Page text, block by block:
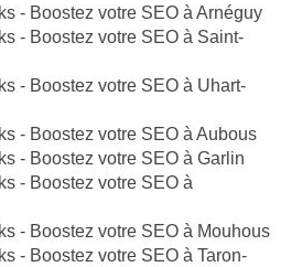
- Boostez votre SEO à Arnéguy
- Boostez votre SEO à Saint-
- Boostez votre SEO à Uhart-
- Boostez votre SEO à Aubous
- Boostez votre SEO à Garlin
- Boostez votre SEO à
- Boostez votre SEO à Mouhous
- Boostez votre SEO à Taron-